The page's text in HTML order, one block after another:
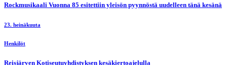
Rockmusikaali Vuonna 85 esitettiin yleisön pyynnöstä uudelleen tänä kesänä
23. heinäkuuta
Henkilöt
Reisjärven Kotiseutuyhdistyksen kesäkiertoajelulla